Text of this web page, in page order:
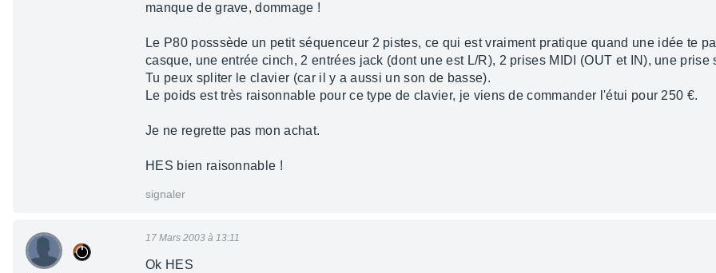
manque de grave, dommage !
Le P80 posssède un petit séquenceur 2 pistes, ce qui est vraiment pratique quand une idée te
casque, une entrée cinch, 2 entrées jack (dont une est L/R), 2 prises MIDI (OUT et IN), une prise
Tu peux spliter le clavier (car il y a aussi un son de basse).
Le poids est très raisonnable pour ce type de clavier, je viens de commander l'étui pour 250 €.
Je ne regrette pas mon achat.
HES bien raisonnable !
signaler
17 Mars 2003 à 13:11
Ok HES